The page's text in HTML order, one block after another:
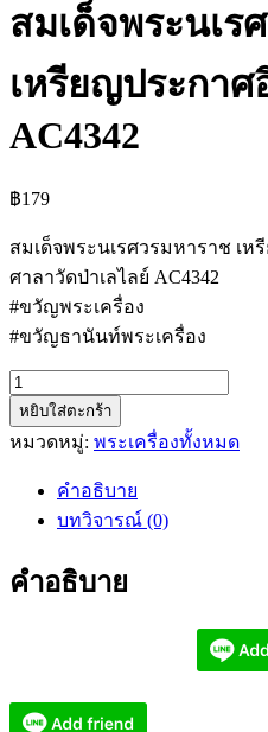
สมเด็จพระนเร
เหรียญประกา
AC4342
฿179
สมเด็จพระนเรศวรมหาราช เ
ศาลาวัดป่าเลไลย์ AC4342
#ขวัญพระเครื่อง
#ขวัญธานันท์พระเครื่อง
จำนวน
สมเด็จ
พระ
มหาราช
เหรียญ
อิสรภาพ
หยิบใส่ตะกร้า
หมวดหมู่: พระเครื่องทั้งหมด
คำอธิบาย
บทวิจารณ์ (0)
คำอธิบาย